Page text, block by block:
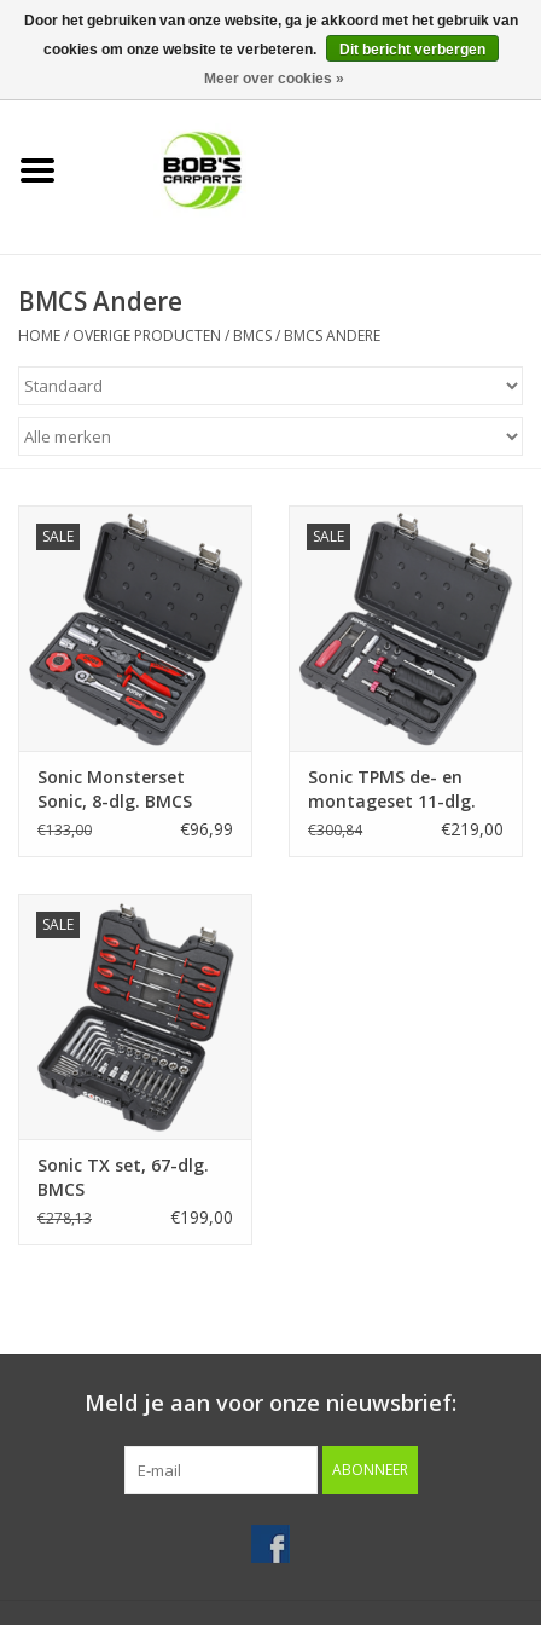
0 Artikelen - €0,00
KS TOOLS
Opbergsystemen
Automaterialen
Starten & laden
Diagnose & meten
Handgereedschap
Luchtgereedschap
Serenco
Competition tools
Beta
BMCS Andere
HOME/ OVERIGE PRODUCTEN / BMCS/ BMCS ANDERE
SALE
Sonic Monsterset
Sonic, 8-dlg. BMCS
€133,00 €96,99
SALE
Sonic TPMS de- en
montageset 11-dlg.
BMCS
€300,84 €219,00
SALE
Sonic TX set, 67-dlg.
BMCS
€278,13 €199,00
Meld je aan voor onze nieuwsbrief:
ABONNEER
Door het gebruiken van onze website, ga je akkoord met het gebruik van
cookies om onze website te verbeteren.
Dit bericht verbergen
Meer over cookies »